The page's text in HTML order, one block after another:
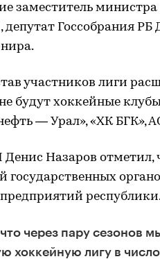
заместитель
депутат Госсобрания
участников лиги
будут хоккейные
— Урал», «ХК БГК»,
Назаров отметил,
государственных
через пару сезонов
хоккейную лигу в